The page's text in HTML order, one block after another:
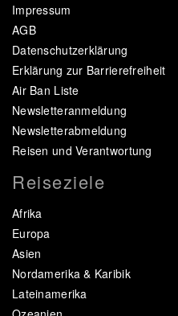
Impressum
AGB
Datenschutzerklärung
Erklärung zur Barrierefreiheit
Air Ban Liste
Newsletteranmeldung
Newsletterabmeldung
Reisen und Verantwortung
Reiseziele
Afrika
Europa
Asien
Nordamerika & Karibik
Lateinamerika